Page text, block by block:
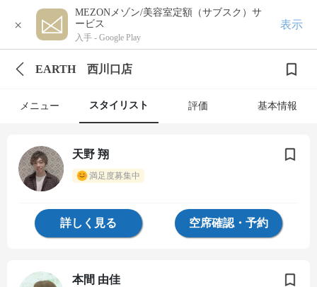
×
MEZONメゾン/美容室定額（サブスク）サ
ービス
入手 - Google Play
表示
EARTH 西川口店
メニュー スタイリスト 評価 基本情報
天野 翔
満足度募集中
詳しく見る 空席確認・予約
本間 由佳